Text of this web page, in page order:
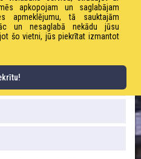
apkopojam un saglabājam
apmeklējumu, tā sauktajām
un nesaglabā nekādu jūsu
šo vietni, jūs piekrītat izmantot